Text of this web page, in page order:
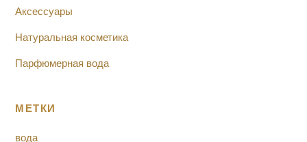
Аксессуары
Натуральная косметика
Парфюмерная вода
МЕТКИ
вода